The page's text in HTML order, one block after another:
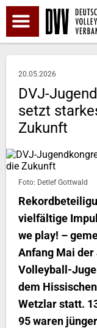
20.05.2026
DVJ-
setzt
Zukunft
Foto: Detlef Gottwald
vielfältige
we play! –
Anfang Mai
Volleyball-
dem
Wetzlar statt.
95 waren